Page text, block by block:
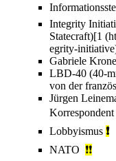
Integrity
Statecraft)[1
Gabriele
LBD-40 (40-
von der
Jürgen
Lobbyismus ❗
NATO ❗❗